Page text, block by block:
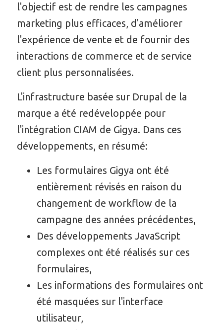
l'objectif est de rendre les campagnes
marketing plus efficaces, d'améliorer
l'expérience de vente et de fournir des
interactions de commerce et de service
client plus personnalisées.
L'infrastructure basée sur Drupal de la
marque a été redéveloppée pour
l'intégration CIAM de Gigya. Dans ces
développements, en résumé:
Les formulaires Gigya ont été
entièrement révisés en raison du
changement de workflow de la
campagne des années précédentes,
Des développements JavaScript
complexes ont été réalisés sur ces
formulaires,
Les informations des formulaires ont
été masquées sur l'interface
utilisateur,